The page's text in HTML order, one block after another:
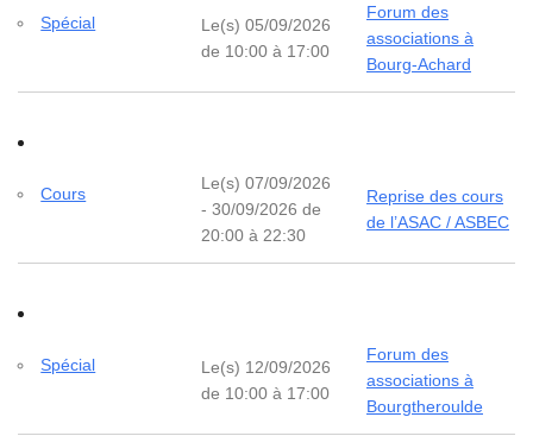
Spécial
Le(s) 05/09/2026
de 10:00 à 17:00
Forum des
associations à
Bourg-Achard
Cours
Le(s) 07/09/2026
- 30/09/2026 de
20:00 à 22:30
Reprise des cours
de l’ASAC / ASBEC
Spécial
Le(s) 12/09/2026
de 10:00 à 17:00
Forum des
associations à
Bourgtheroulde